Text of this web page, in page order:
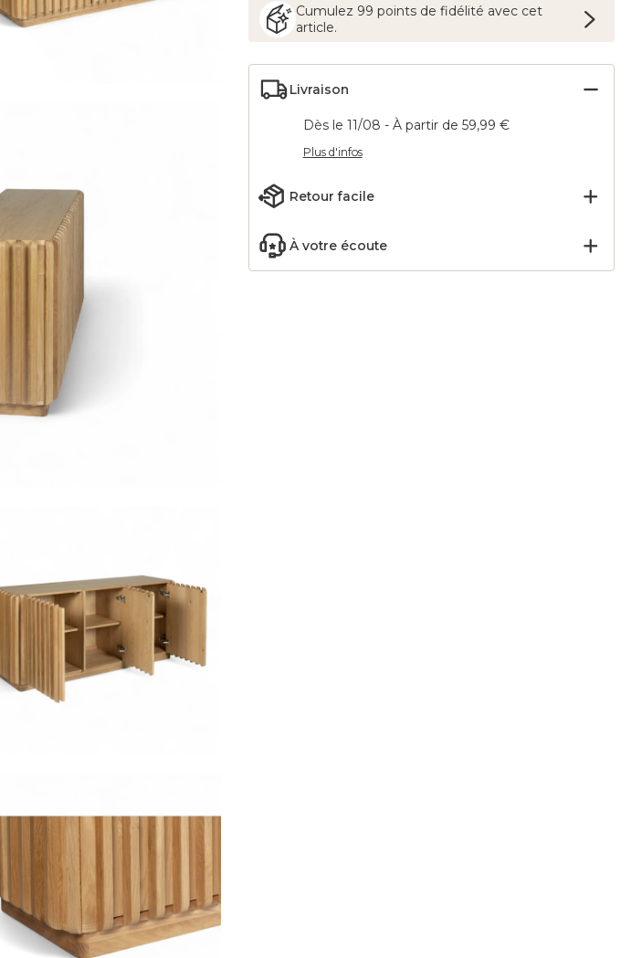
Cumulez 99 pointsde fidélité avec cet
article.
Livraison
Dès le 11/08 - À partir de 59,99 €
Plus d'infos
Retour facile
À votre écoute